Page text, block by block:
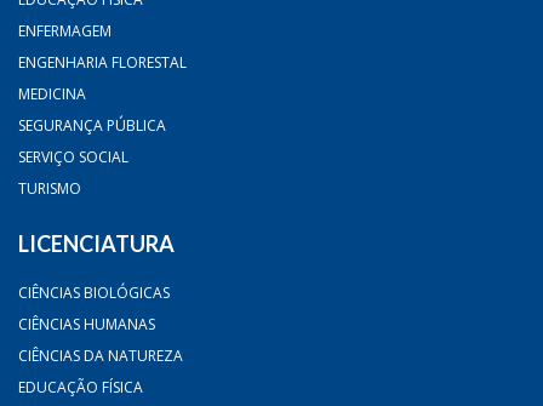
ENFERMAGEM
ENGENHARIA FLORESTAL
MEDICINA
SEGURANÇA PÚBLICA
SERVIÇO SOCIAL
TURISMO
LICENCIATURA
CIÊNCIAS BIOLÓGICAS
CIÊNCIAS HUMANAS
CIÊNCIAS DA NATUREZA
EDUCAÇÃO FÍSICA